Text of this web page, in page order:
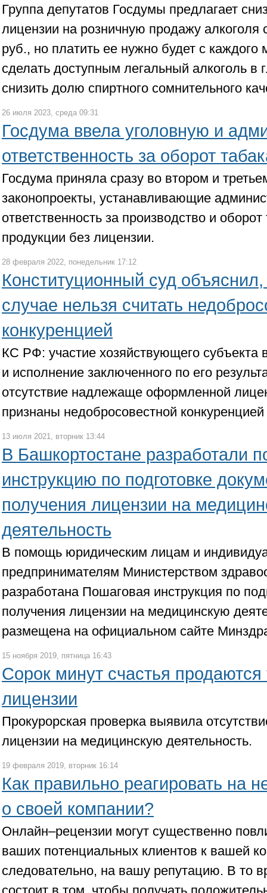
Группа депутатов Госдумы предлагает
лицензии на розничную продажу алкоголя
руб., но платить ее нужно будет с каждого
сделать доступным легальный алкоголь в
снизить долю спиртного сомнительного
26 июля 2023, среда 09:31
Госдума ввела уголовную и
ответственность за оборот
Госдума приняла сразу во втором и
законопроекты, устанавливающие
ответственность за производство и
продукции без лицензии.
28 февраля 2022, понедельник 17:12
Конституционный суд
случае нельзя считать
конкуренцией
КС РФ: участие хозяйствующего субъекта
и исполнение заключенного по его
отсутствие надлежаще оформленной
признаны недобросовестной конкуренцией
13 июля 2021, вторник 13:44
В Башкортостане разработали
инструкцию по подготовке
получения лицензии на
деятельность
В помощь юридическим лицам и
предпринимателям Министерством
разработана Пошаговая инструкция по
получения лицензии на медицинскую
размещена на официальном сайте
15 ноября 2019, пятница 16:43
Сорок минут счастья продаются
лицензии
Прокурорская проверка выявила
лицензии на медицинскую деятельность.
19 февраля 2019, вторник 16:14
Как правильно реагировать на
о своей компании?
Онлайн–рецензии могут существенно
ваших потенциальных клиентов к вашей
следовательно, на вашу репутацию. В то